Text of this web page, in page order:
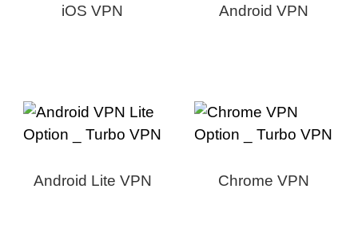
iOS VPN Android VPN
Android Lite VPN Chrome VPN